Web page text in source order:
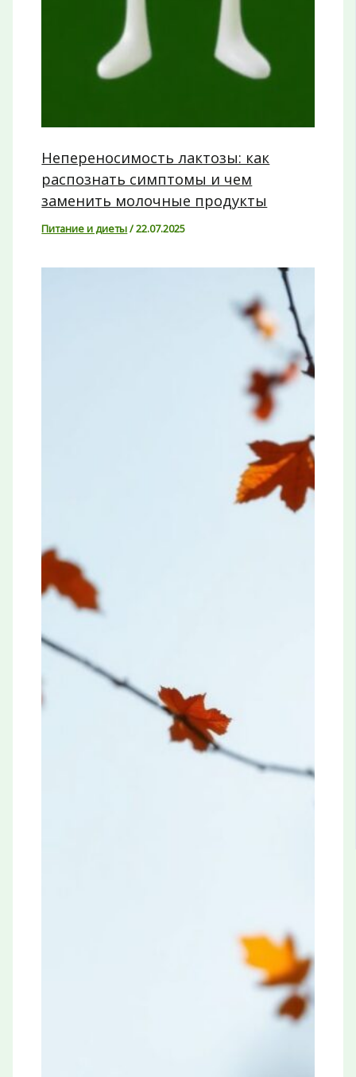
Непереносимость лактозы: как
распознать симптомы и чем
заменить молочные продукты
Питание и диеты/22.07.2025